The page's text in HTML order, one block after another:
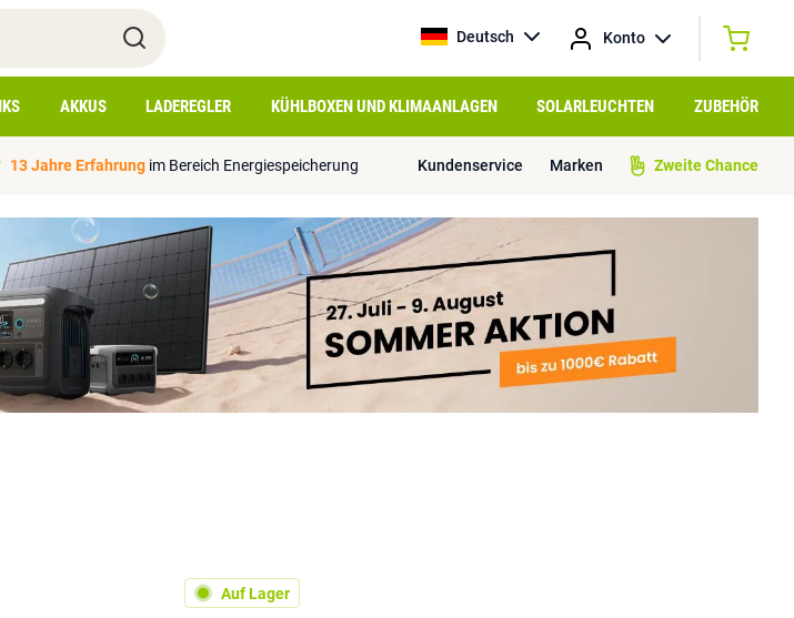
Deutsch Konto
AKKUS LADEREGLER KÜHLBOXEN UND KLIMAANLAGEN SOLARLEUCHTEN ZUBEHÖR
13 Jahre Erfahrung im Bereich Energiespeicherung Kundenservice Marken Zweite Chance
Auf Lager